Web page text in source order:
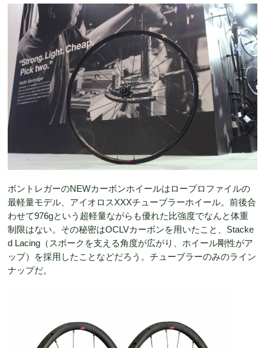
ボントレガーのNEWカーボンホイールはロープロファイルの
最軽量モデル、アイオロスXXXチューブラーホイール。前後合
わせて976gという超軽量ながらも優れた比強度でなんと体重
制限はない。その秘密はOCLVカーボンを用いたこと、Stacke
d Lacing（スポークを支える角度が広がり、ホイール剛性がア
ップ）を採用したことなどだろう。チューブラーのみのライン
ナップだ。